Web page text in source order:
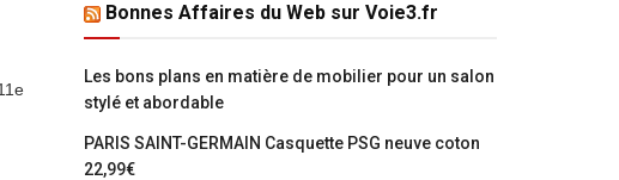
Bonnes Affaires du Web sur Voie3.fr
Les bons plans en matière de mobilier pour un salon
stylé et abordable
PARIS SAINT-GERMAIN Casquette PSG neuve coton
22,99€